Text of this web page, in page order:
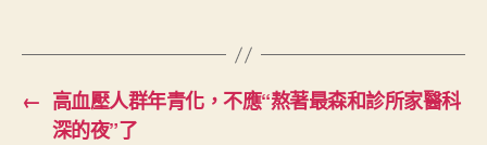
← 高血壓人群年青化，不應“熬著最森和診所家醫科
深的夜”了